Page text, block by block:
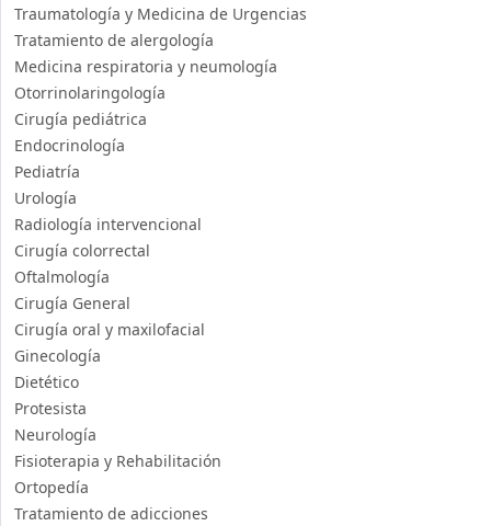
Traumatología y Medicina de Urgencias
Tratamiento de alergología
Medicina respiratoria y neumología
Otorrinolaringología
Cirugía pediátrica
Endocrinología
Pediatría
Urología
Radiología intervencional
Cirugía colorrectal
Oftalmología
Cirugía General
Cirugía oral y maxilofacial
Ginecología
Dietético
Protesista
Neurología
Fisioterapia y Rehabilitación
Ortopedía
Tratamiento de adicciones